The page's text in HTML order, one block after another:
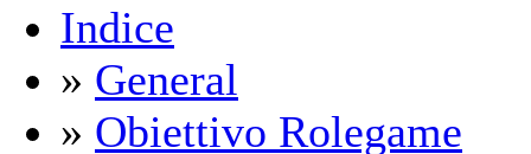
Indice
» General
» Obiettivo Rolegame